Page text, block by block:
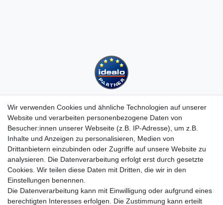
Kundenservice
Hotline: 07452 - 847 162 0
Kontakt
Anmelden
Registrieren
Newsletter
Versand & Lieferung
Wir verwenden Cookies und ähnliche Technologien auf unserer
Website und verarbeiten personenbezogene Daten von
Besucher:innen unserer Webseite (z.B. IP-Adresse), um z.B.
Inhalte und Anzeigen zu personalisieren, Medien von
Drittanbietern einzubinden oder Zugriffe auf unsere Website zu
analysieren. Die Datenverarbeitung erfolgt erst durch gesetzte
Cookies. Wir teilen diese Daten mit Dritten, die wir in den
Einstellungen benennen.
Die Datenverarbeitung kann mit Einwilligung oder aufgrund eines
berechtigten Interesses erfolgen. Die Zustimmung kann erteilt